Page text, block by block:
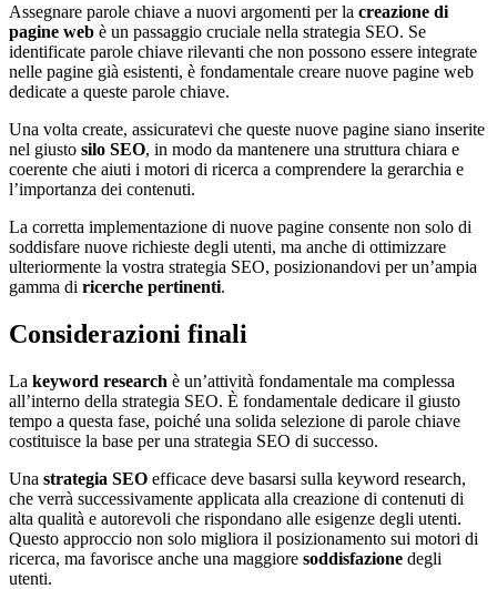
Assegnare parole chiave a nuovi argomenti per la creazione di
pagine web è un passaggio cruciale nella strategia SEO. Se
identificate parole chiave rilevanti che non possono essere integrate
nelle pagine già esistenti, è fondamentale creare nuove pagine web
dedicate a queste parole chiave.
Una volta create, assicuratevi che queste nuove pagine siano inserite
nel giusto silo SEO, in modo da mantenere una struttura chiara e
coerente che aiuti i motori di ricerca a comprendere la gerarchia e
l’importanza dei contenuti.
La corretta implementazione di nuove pagine consente non solo di
soddisfare nuove richieste degli utenti, ma anche di ottimizzare
ulteriormente la vostra strategia SEO, posizionandovi per un’ampia
gamma di ricerche pertinenti.
Considerazioni finali
La keyword research è un’attività fondamentale ma complessa
all’interno della strategia SEO. È fondamentale dedicare il giusto
tempo a questa fase, poiché una solida selezione di parole chiave
costituisce la base per una strategia SEO di successo.
Una strategia SEO efficace deve basarsi sulla keyword research,
che verrà successivamente applicata alla creazione di contenuti di
alta qualità e autorevoli che rispondano alle esigenze degli utenti.
Questo approccio non solo migliora il posizionamento sui motori di
ricerca, ma favorisce anche una maggiore soddisfazione degli
utenti.